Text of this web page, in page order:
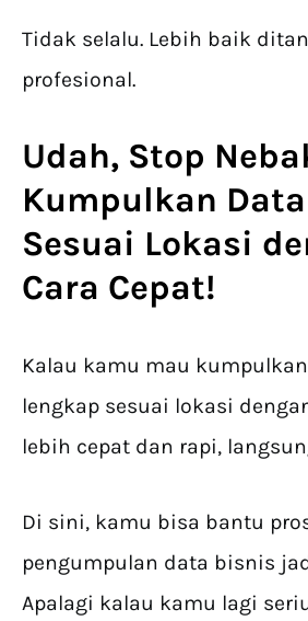
Tidak selalu. Lebih baik
profesional.
Udah, Stop
Kumpulkan
Sesuai Lokasi
Cara Cepat!
Kalau kamu mau
lengkap sesuai lokasi
lebih cepat dan rapi,
Di sini, kamu bisa bantu
pengumpulan data bisnis
Apalagi kalau kamu lagi